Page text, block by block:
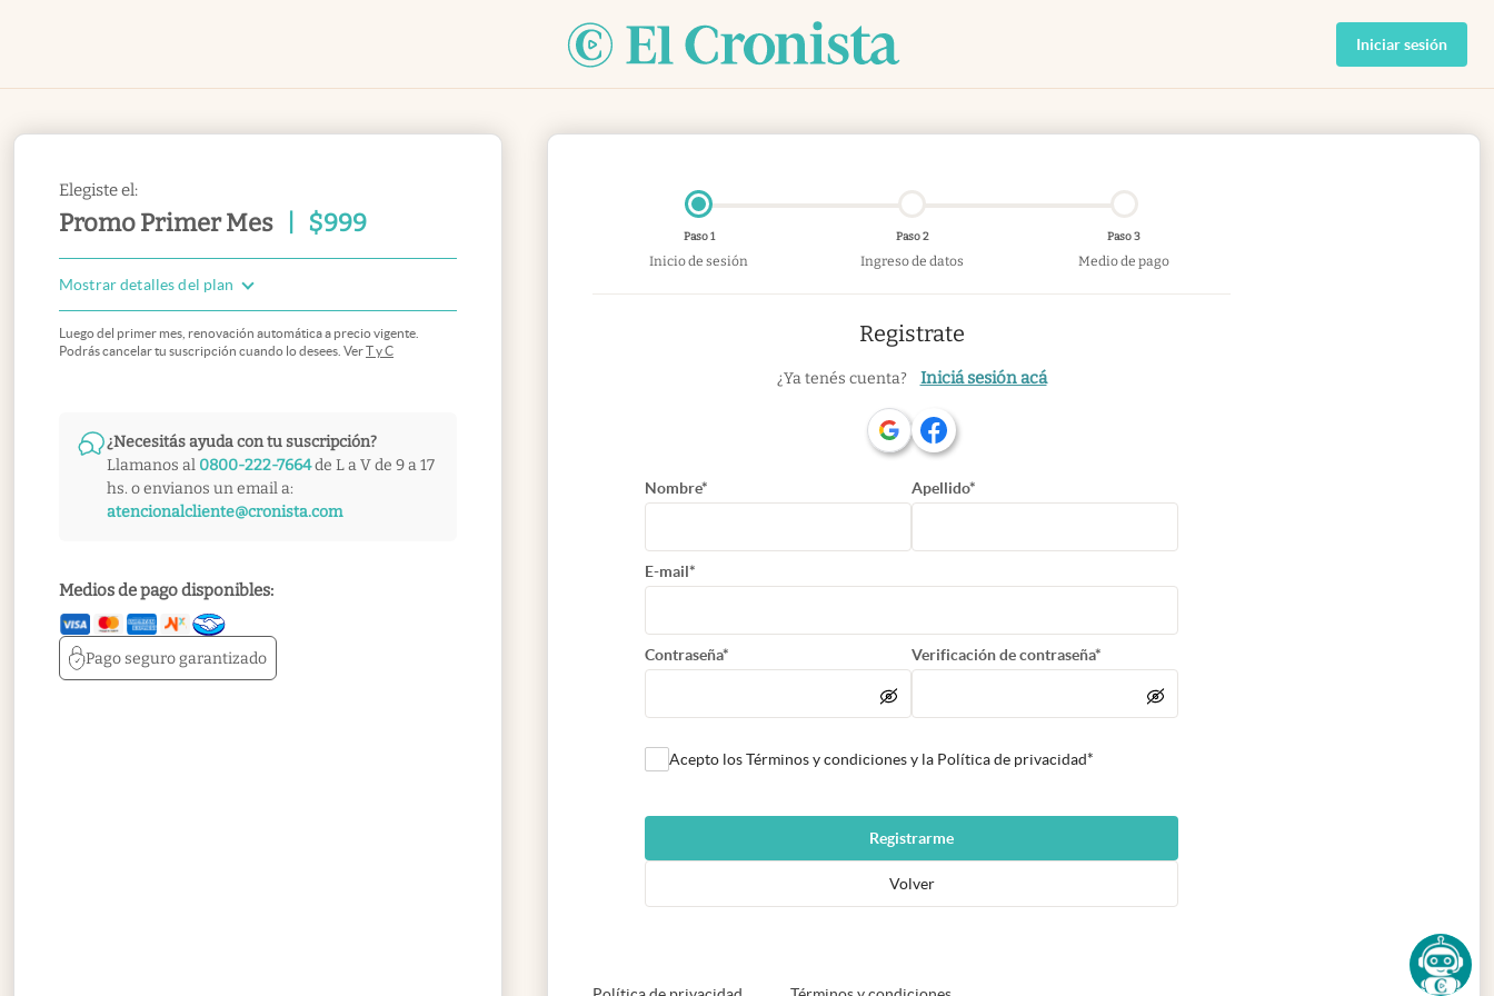
Iniciar sesión
Elegiste el:
Promo Primer Mes $999
Mostrar detalles del plan
Luego del primer mes, renovación automática a precio vigente.
Podrás cancelar tu suscripción cuando lo desees. VerT y C
¿Necesitás ayuda con tu suscripción?
Llamanos al 0800-222-7664de L a V de 9 a 17
hs. o envianos un email a:
atencionalcliente@cronista.com
Medios de pago disponibles:
Pago segurogarantizado
Paso 1
Inicio de sesión
Paso 2
Ingreso de datos
Paso 3
Medio de pago
Registrate
¿Ya tenés cuenta? Iniciá sesión acá
Nombre* Apellido*
E-mail*
Contraseña* Verificación de contraseña*
Acepto los Términos y condiciones y la Política de privacidad*
Registrarme
Volver